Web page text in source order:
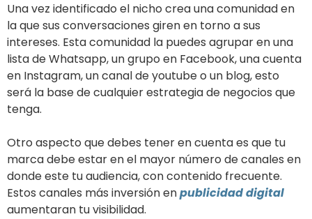
Una vez identificado el nicho crea una comunidad en
la que sus conversaciones giren en torno a sus
intereses. Esta comunidad la puedes agrupar en una
lista de Whatsapp, un grupo en Facebook, una cuenta
en Instagram, un canal de youtube o un blog, esto
será la base de cualquier estrategia de negocios que
tenga.
Otro aspecto que debes tener en cuenta es que tu
marca debe estar en el mayor número de canales en
donde este tu audiencia, con contenido frecuente.
Estos canales más inversión enpublicidad digital
aumentaran tu visibilidad.